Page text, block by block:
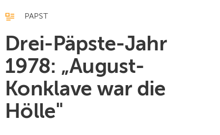
PAPST
Drei-Päpste-Jahr
1978: „August-
Konklave war die
Hölle"